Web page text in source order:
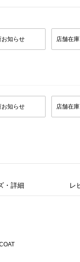
お知らせ 店舗在
お知らせ 店舗在
・詳細 レ